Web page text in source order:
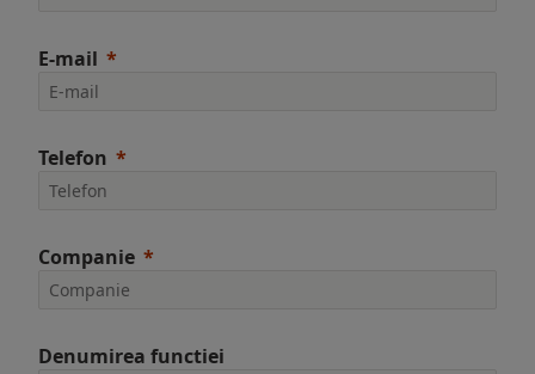
E-mail
Telefon
Companie
Denumirea functiei